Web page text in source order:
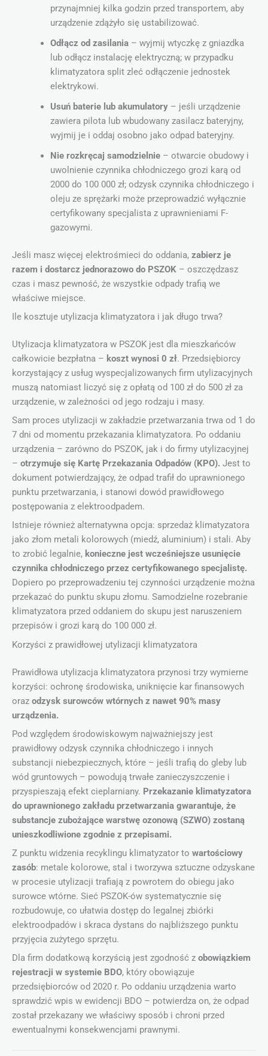
przynajmniej kilka godzin przed transportem, aby
urządzenie zdążyło się ustabilizować.
Odłącz od zasilania– wyjmij wtyczkę z gniazdka
lub odłącz instalację elektryczną; w przypadku
klimatyzatora split zleć odłączenie jednostek
elektrykowi.
Usuń baterie lub akumulatory– jeśli urządzenie
zawiera pilota lub wbudowany zasilacz bateryjny,
wyjmij je i oddaj osobno jako odpad bateryjny.
Nie rozkręcaj samodzielnie– otwarcie obudowy i
uwolnienie czynnika chłodniczego grozi karą od
2000 do 100 000 zł; odzysk czynnika chłodniczego i
oleju ze sprężarki może przeprowadzić wyłącznie
certyfikowany specjalista z uprawnieniami F-
gazowymi.
Jeśli masz więcej elektrośmieci do oddania, zabierz je
razem i dostarcz jednorazowo do PSZOK – oszczędzasz
czas i masz pewność, że wszystkie odpady trafią we
właściwe miejsce.
Ile kosztuje utylizacja klimatyzatora i jak długo trwa?
Utylizacja klimatyzatora w PSZOK jest dla mieszkańców
całkowicie bezpłatna – koszt wynosi 0 zł. Przedsiębiorcy
korzystający z usług wyspecjalizowanych firm utylizacyjnych
muszą natomiast liczyć się z opłatą od 100 zł do 500 zł za
urządzenie, w zależności od jego rodzaju i masy.
Sam proces utylizacji w zakładzie przetwarzania trwa od 1 do
7 dni od momentu przekazania klimatyzatora. Po oddaniu
urządzenia – zarówno do PSZOK, jak i do firmy utylizacyjnej
– otrzymuje się Kartę Przekazania Odpadów (KPO). Jest to
dokument potwierdzający, że odpad trafił do uprawnionego
punktu przetwarzania, i stanowi dowód prawidłowego
postępowania z elektroodpadem.
Istnieje również alternatywna opcja: sprzedaż klimatyzatora
jako złom metali kolorowych (miedź, aluminium) i stali. Aby
to zrobić legalnie, konieczne jest wcześniejsze usunięcie
czynnika chłodniczego przez certyfikowanego specjalistę.
Dopiero po przeprowadzeniu tej czynności urządzenie można
przekazać do punktu skupu złomu. Samodzielne rozebranie
klimatyzatora przed oddaniem do skupu jest naruszeniem
przepisów i grozi karą do 100 000 zł.
Korzyści z prawidłowej utylizacji klimatyzatora
Prawidłowa utylizacja klimatyzatora przynosi trzy wymierne
korzyści: ochronę środowiska, uniknięcie kar finansowych
oraz odzysk surowców wtórnych z nawet 90% masy
urządzenia.
Pod względem środowiskowym najważniejszy jest
prawidłowy odzysk czynnika chłodniczego i innych
substancji niebezpiecznych, które – jeśli trafią do gleby lub
wód gruntowych – powodują trwałe zanieczyszczenie i
przyspieszają efekt cieplarniany. Przekazanie klimatyzatora
do uprawnionego zakładu przetwarzania gwarantuje, że
substancje zubożające warstwę ozonową (SZWO) zostaną
unieszkodliwione zgodnie z przepisami.
Z punktu widzenia recyklingu klimatyzator to wartościowy
zasób: metale kolorowe, stal i tworzywa sztuczne odzyskane
w procesie utylizacji trafiają z powrotem do obiegu jako
surowce wtórne. Sieć PSZOK-ów systematycznie się
rozbudowuje, co ułatwia dostęp do legalnej zbiórki
elektroodpadów i skraca dystans do najbliższego punktu
przyjęcia zużytego sprzętu.
Dla firm dodatkową korzyścią jest zgodność z obowiązkiem
rejestracji w systemie BDO, który obowiązuje
przedsiębiorców od 2020 r. Po oddaniu urządzenia warto
sprawdzić wpis w ewidencji BDO – potwierdza on, że odpad
został przekazany we właściwy sposób i chroni przed
ewentualnymi konsekwencjami prawnymi.